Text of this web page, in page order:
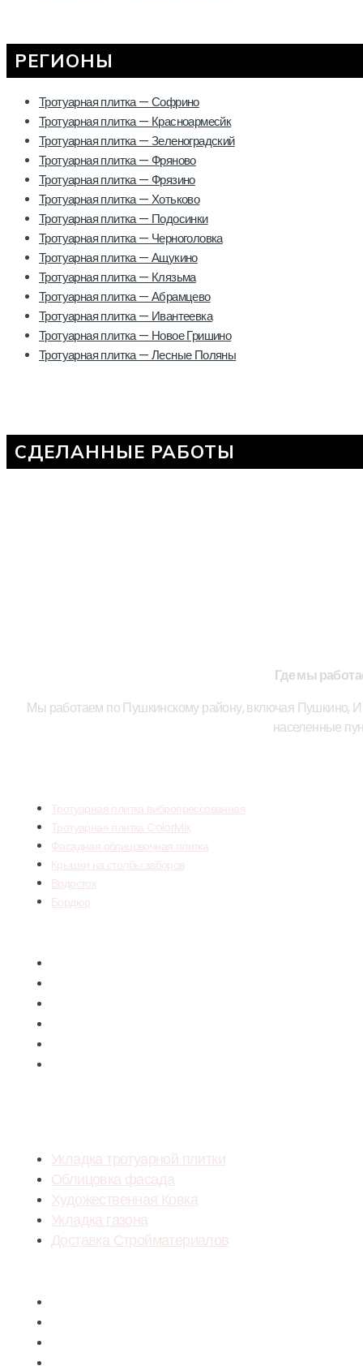
РЕГИОНЫ
Тротуарная плитка — Софрино
Тротуарная плитка — Красноармесйк
Тротуарная плитка — Зеленоградский
Тротуарная плитка — Фряново
Тротуарная плитка — Фрязино
Тротуарная плитка — Хотьково
Тротуарная плитка — Подосинки
Тротуарная плитка — Черноголовка
Тротуарная плитка — Ащукино
Тротуарная плитка — Клязьма
Тротуарная плитка — Абрамцево
Тротуарная плитка — Ивантеевка
Тротуарная плитка — Новое Гришино
Тротуарная плитка — Лесные Поляны
СДЕЛАННЫЕ РАБОТЫ
Где мы
Мы работаем по Пушкинскому району, включая Пушкино,
населенные
Тротуарная плитка вибропрессованная
Тротуарная плитка ColorMix
Фасадная облицовочная плитка
Крышки на столбы заборов
Водосток
Бордюр
Укладка тротуарной плитки
Облицовка фасада
Художественная Ковка
Укладка газона
Доставка Стройматериалов